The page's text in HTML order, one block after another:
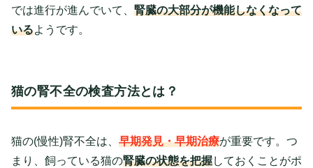
では進行が進んでいて、 腎臓の大部分が機能しなくなって
いるようです。
猫の腎不全の検査方法とは？
猫の(慢性)腎不全は、 早期発見・早期治療が重要です。つ
まり、飼っている猫の腎臓の状態を把握しておくことがポ